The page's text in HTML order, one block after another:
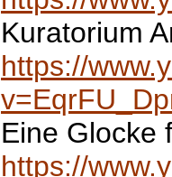
Kuratorium
https://
Eine Glocke
https://